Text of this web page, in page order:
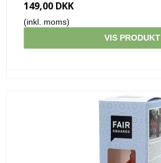
149,00 DKK
(inkl. moms)
VIS PRODUKT